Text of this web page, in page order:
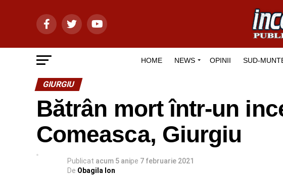
HOME NEWS OPINII SUD-
GIURGIU
Bătrân mort într-un
Comeasca, Giurgiu
Publicat acum 5 anipe 7 februarie 2021
De Obagila Ion